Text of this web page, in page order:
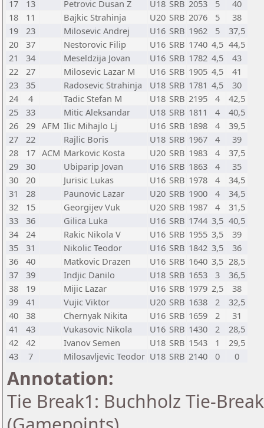
17
13 Petrovic Dusan Z U18 SRB 2053 5
40
18
11 Bajkic Strahinja U20 SRB 2076 5
38
19
23 Milosevic Andrej U16 SRB 1962 5
37,5
20
37 Nestorovic Filip U16 SRB 1740 4,5 44,5
21
34 Meseldzija Jovan U16 SRB 1782 4,5
43
22
27 Milosevic Lazar M U16 SRB 1905 4,5
41
23
35 Radosevic Strahinja U18 SRB 1781 4,5
30
24
4 Tadic Stefan M U18 SRB 2195 4
42,5
25
33 Mitic Aleksandar U18 SRB 1811 4
40,5
26
29 AFM Ilic Mihajlo Lj U16 SRB 1898 4
39,5
27
22 Rajlic Boris U18 SRB 1967 4
39
28
17 ACM Markovic Kosta U20 SRB 1983 4
37,5
29
30 Ubiparip Jovan U16 SRB 1863 4
35
30
20 Jurisic Lukas U16 SRB 1978 4
34,5
31
28 Paunovic Lazar U20 SRB 1900 4
34,5
32
15 Georgijev Vuk U20 SRB 1987 4
31,5
33
36 Gilica Luka U16 SRB 1744 3,5 40,5
34
24 Rakic Nikola V U16 SRB 1955 3,5
39
35
31 Nikolic Teodor U16 SRB 1842 3,5
36
36
40 Matkovic Drazen U16 SRB 1640 3,5 28,5
37
39 Indjic Danilo U18 SRB 1653 3
36,5
38
19 Mijic Lazar U16 SRB 1979 2,5
38
39
41 Vujic Viktor U20 SRB 1638 2
32,5
40
38 Chernyak Nikita U16 SRB 1659 2
31
41
43 Vukasovic Nikola U16 SRB 1430 2
28,5
42
42 Ivanov Semen U18 SRB 1543 1
29,5
43
7 Milosavljevic Teodor U18 SRB 2140 0 0
Annotation:
Tie Break1: Buchholz Tie-